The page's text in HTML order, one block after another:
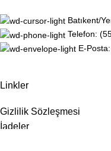
Batıkent/
Telefon:
E-
Linkler
Gizlilik Sözleşmesi
İadeler